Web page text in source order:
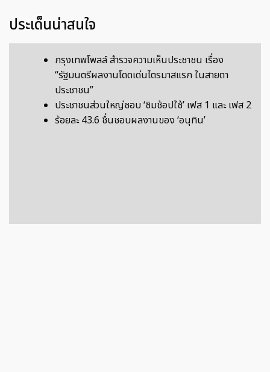
ประเด็นน่าสนใจ
กรุงเทพโพลล์ สำรวจความเห็นประชาชน เรื่อง
“รัฐมนตรีผลงานโดดเด่นไตรมาสแรก ในสายตา
ประชาชน”
ประชาชนส่วนใหญ่ชอบ ‘ชิมช้อปใช้’ เฟส 1 และ เฟส 2
ร้อยละ 43.6 ชื่นชอบผลงานของ ‘อนุทิน’